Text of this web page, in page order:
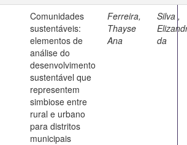
Comunidades
sustentáveis:
elementos de
análise do
desenvolvimento
sustentável que
representem
simbiose entre
rural e urbano
para distritos
municipais
Ferreira,
Thayse
Ana
Silva ,
da